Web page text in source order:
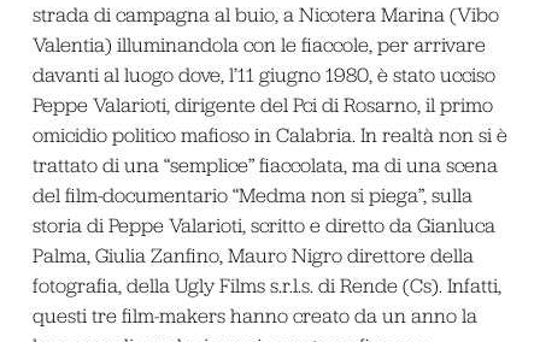
strada di campagna al buio, a Nicotera Marina (Vibo
Valentia) illuminandola con le fiaccole, per arrivare
davanti al luogo dove, l’11 giugno 1980, è stato ucciso
Peppe Valarioti, dirigente del Pci di Rosarno, il primo
omicidio politico mafioso in Calabria. In realtà non si è
trattato di una “semplice” fiaccolata, ma di una scena
del film-documentario “Medma non si piega”, sulla
storia di Peppe Valarioti, scritto e diretto da Gianluca
Palma, Giulia Zanfino, Mauro Nigro direttore della
fotografia, della Ugly Films s.r.l.s. di Rende (Cs). Infatti,
questi tre film-makers hanno creato da un anno la